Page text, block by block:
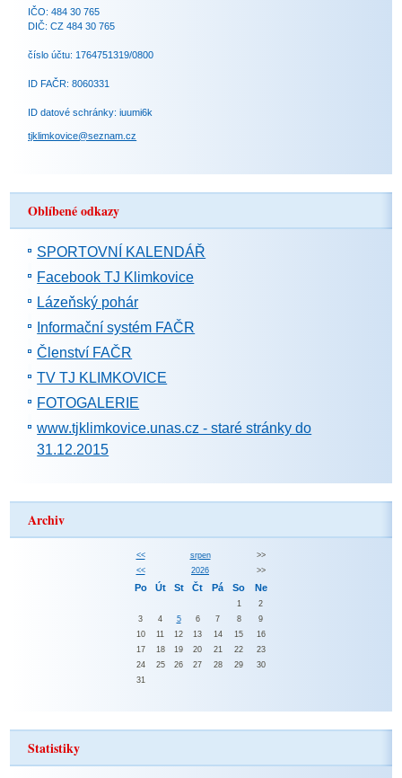
IČO: 484 30 765
DIČ: CZ 484 30 765
číslo účtu: 1764751319/0800
ID FAČR: 8060331
ID datové schránky: iuumi6k
tjklimkovice@seznam.cz
Oblíbené odkazy
SPORTOVNÍ KALENDÁŘ
Facebook TJ Klimkovice
Lázeňský pohár
Informační systém FAČR
Členství FAČR
TV TJ KLIMKOVICE
FOTOGALERIE
www.tjklimkovice.unas.cz - staré stránky do
31.12.2015
Archiv
<< srpen
>>
<<
2026 >>
Po Út St Čt Pá So Ne
1
2
3
4 5 6 7 8
9
10
11 12 13 14 15
16
17
18 19 20 21 22
23
24
25 26 27 28 29
30
31
Statistiky